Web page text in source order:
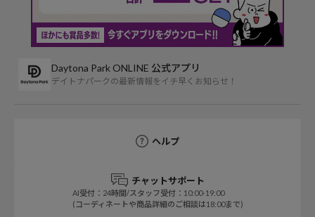
Daytona Park ONLINE 公式アプリ
デイトナパークの最新情報をイチ早くお知らせ！
ヘルプ
チャットサポート
AI受付：24時間/スタッフ受付：10:00-19:00
(コーディネートや商品詳細のご相談は18:00まで)